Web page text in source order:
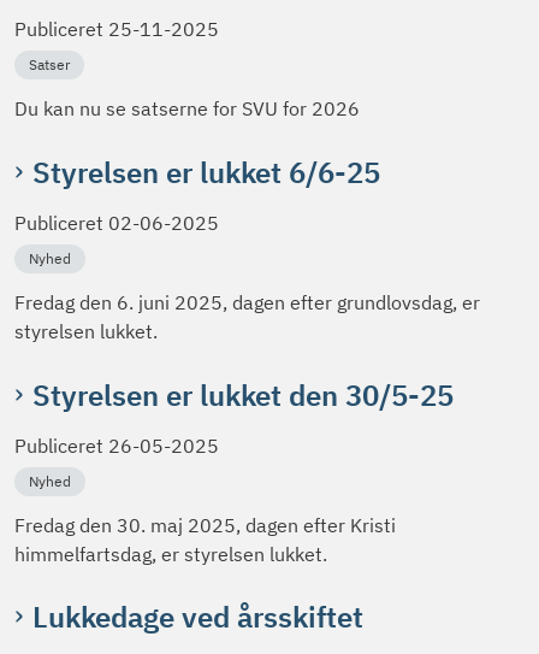
Publiceret 25-11-2025
Satser
Du kan nu se satserne for SVU for 2026
Styrelsen er lukket 6/6-25
Publiceret 02-06-2025
Nyhed
Fredag den 6. juni 2025, dagen efter grundlovsdag, er
styrelsen lukket.
Styrelsen er lukket den 30/5-25
Publiceret 26-05-2025
Nyhed
Fredag den 30. maj 2025, dagen efter Kristi
himmelfartsdag, er styrelsen lukket.
Lukkedage ved årsskiftet